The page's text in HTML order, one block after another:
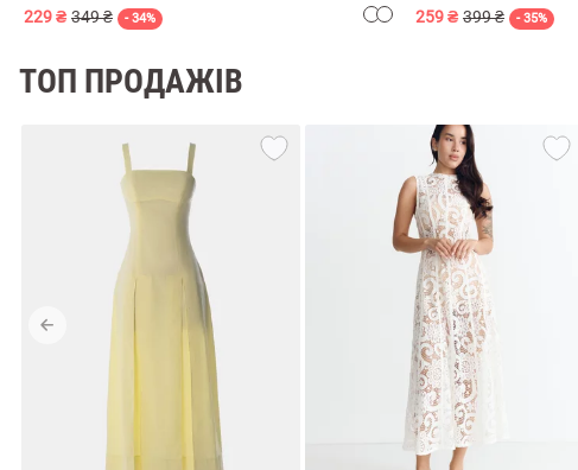
229 ₴ 349 ₴ - 34% 259 ₴ 399 ₴ - 35%
ТОП ПРОДАЖІВ